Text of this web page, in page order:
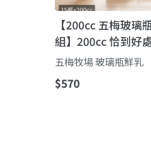
【200cc 五梅玻璃
組】200cc 恰到好
完，新鮮不浪費！
五梅牧場 玻璃瓶鮮乳
$570